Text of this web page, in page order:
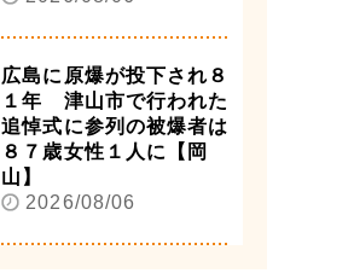
広島に原爆が投下され８
１年 津山市で行われた
追悼式に参列の被爆者は
８７歳女性１人に【岡
山】
2026/08/06